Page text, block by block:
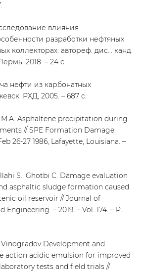
влияния
разработки нефтяных
коллекторах: автореф. дис... канд.
2018. – 24 с.
нефти из карбонатных
РХД, 2005. – 687 с.
M.A. Asphaltene precipitation during
// SPE Formation Damage
26-27 1986, Lafayette, Louisiana. –
S., Ghotbi C. Damage evaluation
asphaltic sludge formation caused
oil reservoir // Journal of
– 2019. – Vol. 174. – P.
Vinogradov Development and
action acidic emulsion for improved
tests and field trials //